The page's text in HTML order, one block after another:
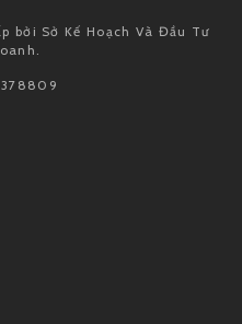
bởi Sở Kế Hoạch Và Đầu Tư